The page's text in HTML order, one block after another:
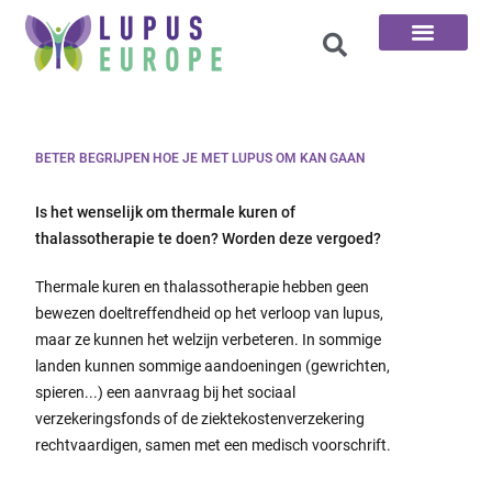
BETER BEGRIJPEN HOE JE MET LUPUS OM KAN GAAN
Is het wenselijk om thermale kuren of
thalassotherapie te doen? Worden deze vergoed?
Thermale kuren en thalassotherapie hebben geen
bewezen doeltreffendheid op het verloop van lupus,
maar ze kunnen het welzijn verbeteren. In sommige
landen kunnen sommige aandoeningen (gewrichten,
spieren...) een aanvraag bij het sociaal
verzekeringsfonds of de ziektekostenverzekering
rechtvaardigen, samen met een medisch voorschrift.